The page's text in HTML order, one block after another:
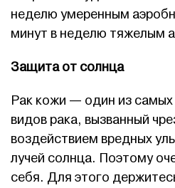
неделю умеренным
минут в неделю тяжелым
Защита от солнца
Рак кожи — один из
видов рака, вызванный
воздействием вредных
лучей солнца. Поэтому
себя. Для этого